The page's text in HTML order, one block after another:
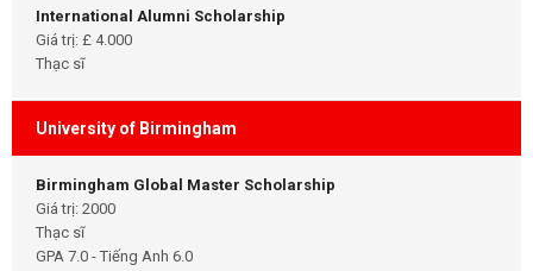
International Alumni Scholarship
Giá trị: £ 4.000
Thạc sĩ
University of Birmingham
Birmingham Global Master Scholarship
Giá trị: 2000
Thạc sĩ
GPA 7.0 - Tiếng Anh 6.0